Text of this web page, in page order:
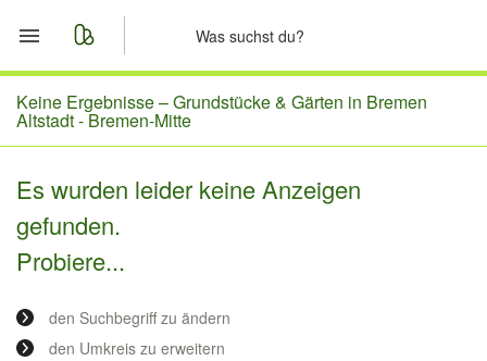
Start
Merkliste
Nachrichten
Anzeige aufgeben
Keine Ergebnisse –Grundstücke & Gärten in Bremen
Altstadt - Bremen-Mitte
Es wurden leider keine Anzeigen
gefunden.
Probiere...
den Suchbegriff zu ändern
den Umkreis zu erweitern